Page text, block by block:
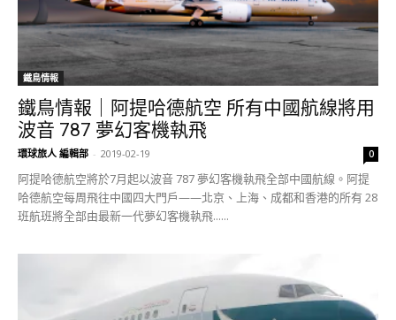
鐵鳥情報
鐵鳥情報｜阿提哈德航空 所有中國航線將用
波音 787 夢幻客機執飛
環球旅人 編輯部 - 2019-02-19 0
阿提哈德航空將於7月起以波音 787 夢幻客機執飛全部中國航線。阿提
哈德航空每周飛往中國四大門戶——北京、上海、成都和香港的所有 28
班航班將全部由最新一代夢幻客機執飛......